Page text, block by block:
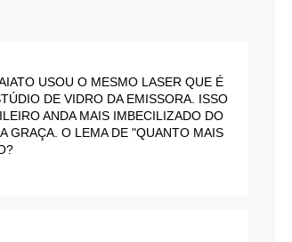
USOU O MESMO LASER QUE É
DE VIDRO DA EMISSORA. ISSO
ANDA MAIS IMBECILIZADO DO
GRAÇA. O LEMA DE "QUANTO MAIS